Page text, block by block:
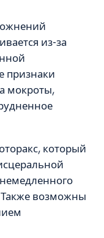
из-за
признаки
мокроты,
который
возможны